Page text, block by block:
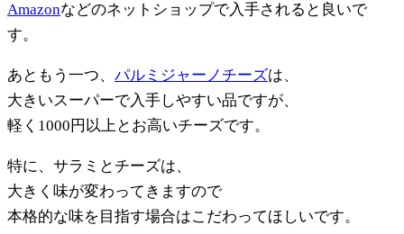
Amazonなどのネットショップで入手されると良いで
す。
あともう一つ、 パルミジャーノチーズは、
大きいスーパーで入手しやすい品ですが、
軽く1000円以上とお高いチーズです。
特に、サラミとチーズは、
大きく味が変わってきますので
本格的な味を目指す場合はこだわってほしいです。